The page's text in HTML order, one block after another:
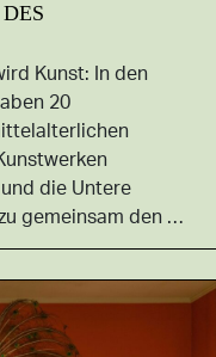
Kunst: In den
20
die Untere
gemeinsam den …